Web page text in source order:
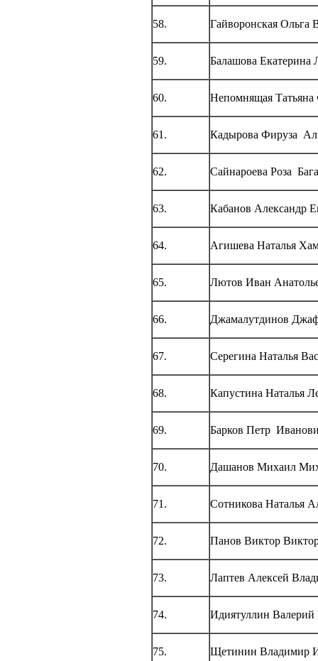
58. Гайворонская Ольга
59. Балашова Екатерина
60. Непомнящая Татьяна
61. Кадырова Фируза
62. Сайнароева Роза
63. Кабанов Александр
64. Агишева Наталья
65. Лютов Иван
66. Джамалутдинов
67. Серегина Наталья
68. Капустина Наталья
69. Барков Петр
70. Дашанов Михаил
71. Сотникова Наталья
72. Панов Виктор
73. Лаптев Алексей
74. Идиятуллин Валерий
75. Щетинин Владимир